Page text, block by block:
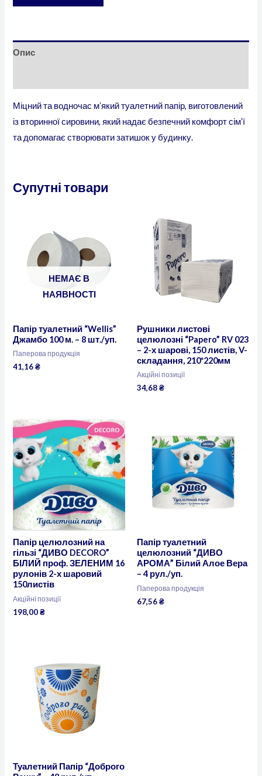
Опис
Міцний та водночас мʼякий туалетний папір, виготовлений
із вторинної сировини, який надає безпечний комфорт сім’ї
та допомагає створювати затишок у будинку.
Супутні товари
НЕМАЄ В
НАЯВНОСТІ
Папір туалетний “Wellis”
Джамбо 100 м. – 8 шт./уп.
Паперова продукція
41,16₴
Рушники листові
целюлозні “Papero” RV 023
– 2-х шарові, 150 листів, V-
складання, 210*220мм
Акційні позиції
34,68₴
Папір целюлозний на
гільзі “ДИВО DECORO”
БІЛИЙ проф. ЗЕЛЕНИМ 16
рулонів 2-х шаровий
150листів
Акційні позиції
198,00₴
Папір туалетний
целюлозний “ДИВО
АРОМА” Білий Алое Вера
– 4 рул./уп.
Паперова продукція
67,56₴
Туалетний Папір “Доброго